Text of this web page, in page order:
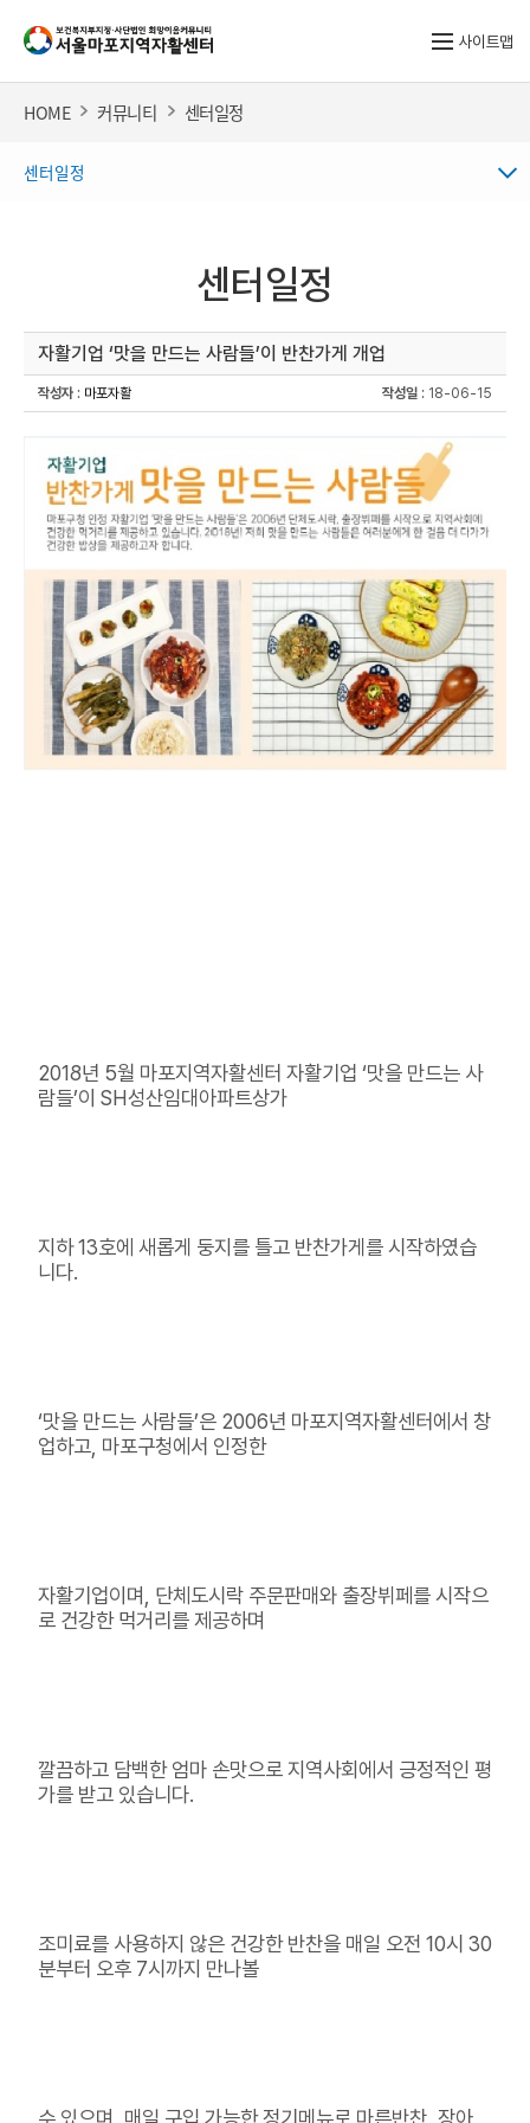
사이트맵
HOME 커뮤니티 센터일정
센터일정
센터일정
자활기업 ‘맛을 만드는 사람들’이 반찬가게 개업
작성자 : 마포자활 작성일 : 18-06-15
2018년 5월 마포지역자활센터 자활기업 ‘맛을 만드는 사
람들’이 SH성산임대아파트상가
지하 13호에 새롭게 둥지를 틀고 반찬가게를 시작하였습
니다.
‘맛을 만드는 사람들’은 2006년 마포지역자활센터에서 창
업하고, 마포구청에서 인정한
자활기업이며, 단체도시락 주문판매와 출장뷔페를 시작으
로 건강한 먹거리를 제공하며
깔끔하고 담백한 엄마 손맛으로 지역사회에서 긍정적인 평
가를 받고 있습니다.
조미료를 사용하지 않은 건강한 반찬을 매일 오전 10시 30
분부터 오후 7시까지 만나볼
수 있으며, 매일 구입 가능한 정기메뉴로 마른반찬, 장아